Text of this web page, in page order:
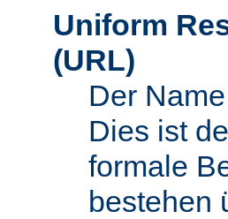
Uniform
(URL)
Der
Dies ist
formale
bestehen